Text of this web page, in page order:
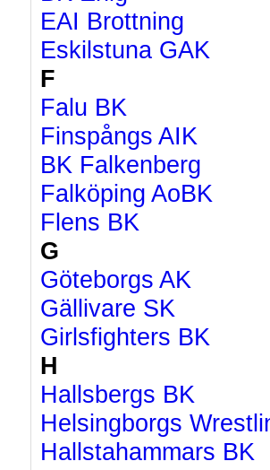
EAI Brottning
Eskilstuna GAK
F
Falu BK
Finspångs AIK
BK Falkenberg
Falköping AoBK
Flens BK
G
Göteborgs AK
Gällivare SK
Girlsfighters BK
H
Hallsbergs BK
Helsingborgs
Hallstahammars BK